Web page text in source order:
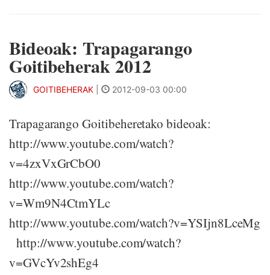
Bideoak: Trapagarango
Goitibeherak 2012
GOITIBEHERAK 2012-09-03 00:00
Trapagarango Goitibeheretako bideoak:
http://www.youtube.com/watch?
v=4zxVxGrCbO0
http://www.youtube.com/watch?
v=Wm9N4CtmYLc
http://www.youtube.com/watch?v=YSIjn8LceMg
http://www.youtube.com/watch?
v=GVcYv2shEg4